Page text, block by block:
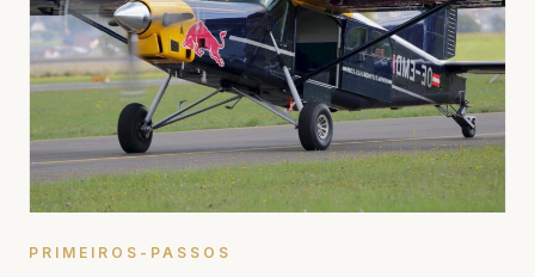
PRIMEIROS-PASSOS